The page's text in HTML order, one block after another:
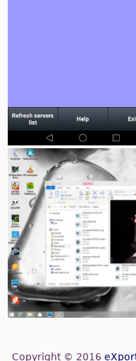
Copyright © 2016